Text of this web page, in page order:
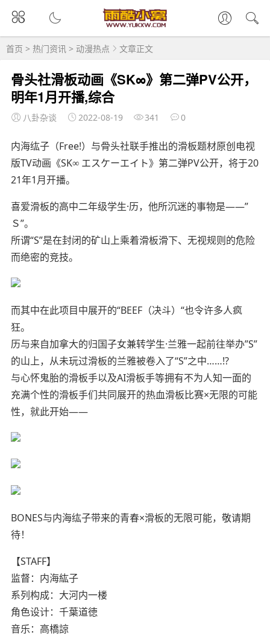
首页 > 热门资讯 > 动漫热点 文章正文
骨头社滑板动画《SK∞》第二弹PV公开，
明年1月开播,综合
八卦杂谈 2022-08-19 341 0
内海纮子（Free!）与骨头社联手推出的滑板题材原创电视
版TV动画《SK∞ エスケーエイト》第二弹PV公开，将于20
21年1月开播。
喜爱滑板的高中二年级学生·历，他所沉迷的事物是――”
Ｓ”。
所谓“S”是在封闭的矿山上乘着滑板滑下、无视规则的危险
而绝密的竞技。
而其中在此项目中展开的“BEEF（决斗）“也令许多人疯
狂。
历与来自加拿大的归国子女兼转学生·兰雅一起前往举办”S”
的山上，从未玩过滑板的兰雅被卷入了“S”之中……!?
与心怀鬼胎的滑板手以及AI滑板手等拥有不为人知一面的
充满个性的滑板手们共同展开的热血滑板比赛×无限的可能
性，就此开始――
BONES与内海纮子带来的青春×滑板的无限可能，敬请期
待！
【STAFF】
监督：内海紘子
系列构成：大河内一楼
角色设计：千葉道徳
音乐：高橋諒